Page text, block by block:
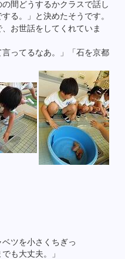
間どうするかクラスで話し
る。」と決めたそうです。
お世話をしてくれていま
言ってるなあ。」「石を京都
ベツを小さくちぎっ
も大丈夫。」